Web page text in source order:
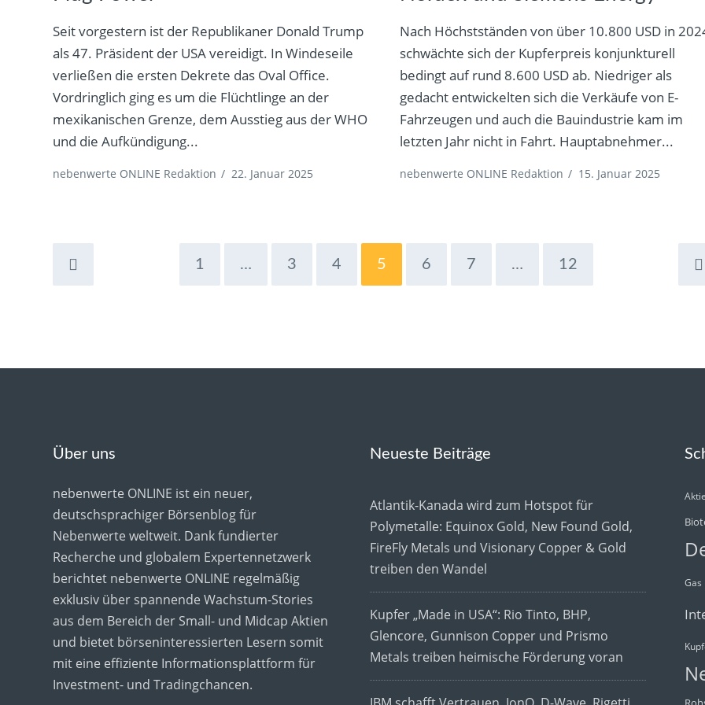
Seit vorgestern ist der Republikaner Donald Trump
als 47. Präsident der USA vereidigt. In Windeseile
verließen die ersten Dekrete das Oval Office.
Vordringlich ging es um die Flüchtlinge an der
mexikanischen Grenze, dem Ausstieg aus der WHO
und die Aufkündigung...
nebenwerte ONLINE Redaktion / 22. Januar 2025
Nach Höchstständen von über 10.800 USD in
schwächte sich der Kupferpreis konjunkturell
bedingt auf rund 8.600 USD ab. Niedriger als
gedacht entwickelten sich die Verkäufe von E-
Fahrzeugen und auch die Bauindustrie kam im
letzten Jahr nicht in Fahrt. Hauptabnehmer...
nebenwerte ONLINE Redaktion / 15. Januar 2025
1 … 3 4 5 6 7 … 12
Über uns
nebenwerte ONLINE ist ein neuer,
deutschsprachiger Börsenblog für
Nebenwerte weltweit. Dank fundierter
Recherche und globalem Expertennetzwerk
berichtet nebenwerte ONLINE regelmäßig
exklusiv über spannende Wachstum-Stories
aus dem Bereich der Small- und Midcap Aktien
und bietet börseninteressierten Lesern somit
mit eine effiziente Informationsplattform für
Investment- und Tradingchancen.
Neueste Beiträge
Atlantik-Kanada wird zum Hotspot für
Polymetalle: Equinox Gold, New Found Gold,
FireFly Metals und Visionary Copper & Gold
treiben den Wandel
Kupfer „Made in USA“: Rio Tinto, BHP,
Glencore, Gunnison Copper und Prismo
Metals treiben heimische Förderung voran
Gas